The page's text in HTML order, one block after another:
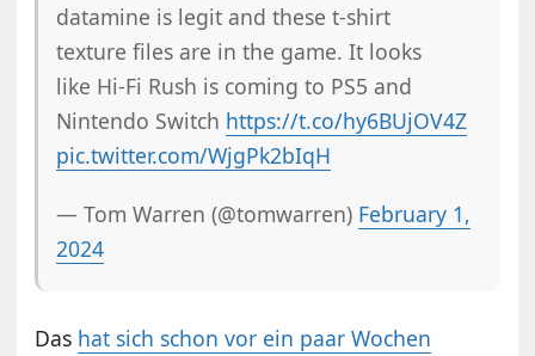
datamine is legit and these t-shirt
texture files are in the game. It looks
like Hi-Fi Rush is coming to PS5 and
Nintendo Switch https://t.co/hy6BUjOV4Z
pic.twitter.com/WjgPk2bIqH
— Tom Warren (@tomwarren) February 1,
2024
Das hat sich schon vor ein paar Wochen